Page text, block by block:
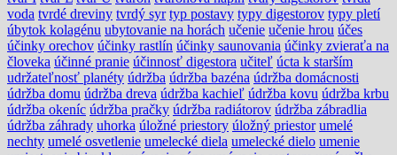
voda tvrdé dreviny tvrdý syr typ postavy typy digestorov typy pletí
úbytok kolagénu ubytovanie na horách učenie učenie hrou účes
účinky orechov účinky rastlín účinky saunovania účinky zvieraťa na
človeka účinné pranie účinnosť digestora učiteľ úcta k starším
udržateľnosť planéty údržba údržba bazéna údržba domácnosti
údržba domu údržba dreva údržba kachieľ údržba kovu údržba krbu
údržba okeníc údržba pračky údržba radiátorov údržba zábradlia
údržba záhrady uhorka úložné priestory úložný priestor umelé
nechty umelé osvetlenie umelecké diela umelecké dielo umenie